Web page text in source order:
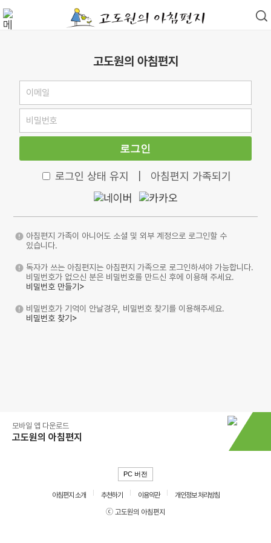
고도원의 아침편지
로그인
로그인 상태 유지 아침편지 가족되기
아침편지 가족이 아니어도 소셜 및 외부 계정으로 로그인할 수
있습니다.
독자가 쓰는 아침편지는 아침편지 가족으로 로그인하셔야 가능합니다.
비밀번호가 없으신 분은 비밀번호를 만드신 후에 이용해 주세요.
비밀번호 만들기>
비밀번호가 기억이 안날경우, 비밀번호 찾기를 이용해주세요.
비밀번호 찾기>
모바일 앱 다운로드
고도원의 아침편지
PC 버전
아침편지 소개 추천하기 이용약관
개인정보 처리방침
ⓒ 고도원의 아침편지